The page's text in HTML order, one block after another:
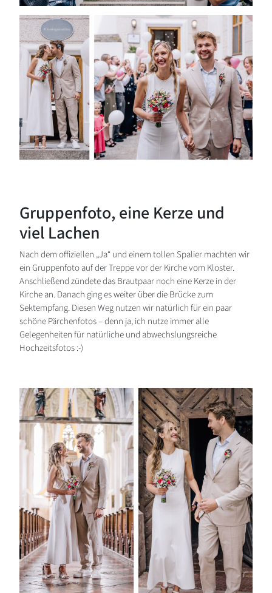
Gruppenfoto, eine Kerze und
viel Lachen
Nach dem offiziellen „Ja“ und einem tollen Spalier machten wir
ein Gruppenfoto auf der Treppe vor der Kirche vom Kloster.
Anschließend zündete das Brautpaar noch eine Kerze in der
Kirche an. Danach ging es weiter über die Brücke zum
Sektempfang. Diesen Weg nutzen wir natürlich für ein paar
schöne Pärchenfotos – denn ja, ich nutze immer alle
Gelegenheiten für natürliche und abwechslungsreiche
Hochzeitsfotos :-)